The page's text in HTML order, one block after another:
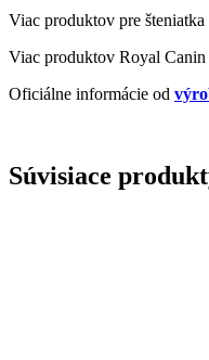
Viac produktov pre šteniatka
Viac produktov Royal Canin
Oficiálne informácie od
Súvisiace